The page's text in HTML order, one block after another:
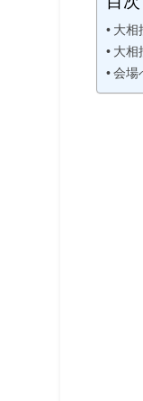
大相
大相
会場